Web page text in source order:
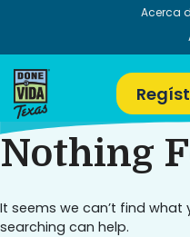
Acerca
Nothing
It seems we can’t find what
searching can help.